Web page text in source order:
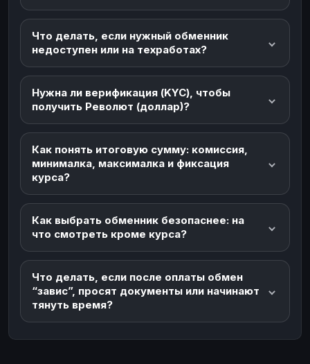
Что делать, если нужный обменник
недоступен или на техработах?
Нужна ли верификация (KYC), чтобы
получить Револют (доллар)?
Как понять итоговую сумму: комиссия,
минималка, максималка и фиксация
курса?
Как выбрать обменник безопаснее: на
что смотреть кроме курса?
Что делать, если после оплаты обмен
“завис”, просят документы или начинают
тянуть время?